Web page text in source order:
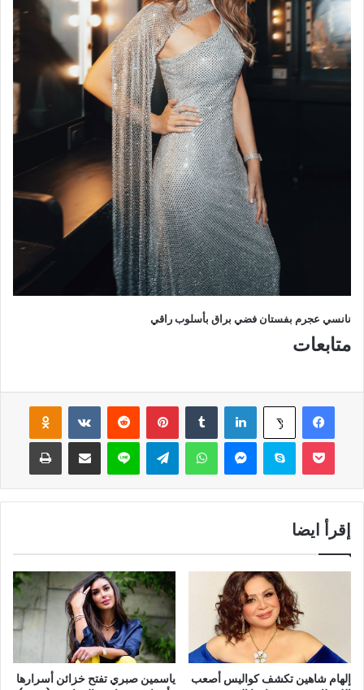
نانسي عجرم بفستان فضي براق بأسلوب راقي
متابعات
فيسبوك ‫X لينكدإن بينتيريست
سكايب واتساب لاين
إقرأ ايضا
إلهام شاهين تكشف كواليس أصعب
ياسمين صبري تفتح خزائن أسرارها